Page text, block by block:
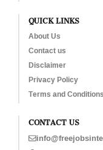
QUICK LINKS
About Us
Contact us
Disclaimer
Privacy Policy
Terms and Conditions
CONTACT US